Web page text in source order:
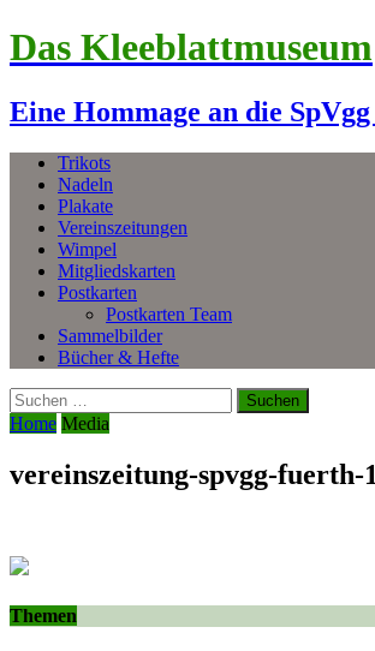
Das Kleeblattmuseum
Eine Hommage an die
Trikots
Nadeln
Plakate
Vereinszeitungen
Wimpel
Mitgliedskarten
Postkarten
Postkarten Team
Sammelbilder
Bücher & Hefte
Suchen
nach:
Home Media
vereinszeitung-spvgg-fuerth-
Themen